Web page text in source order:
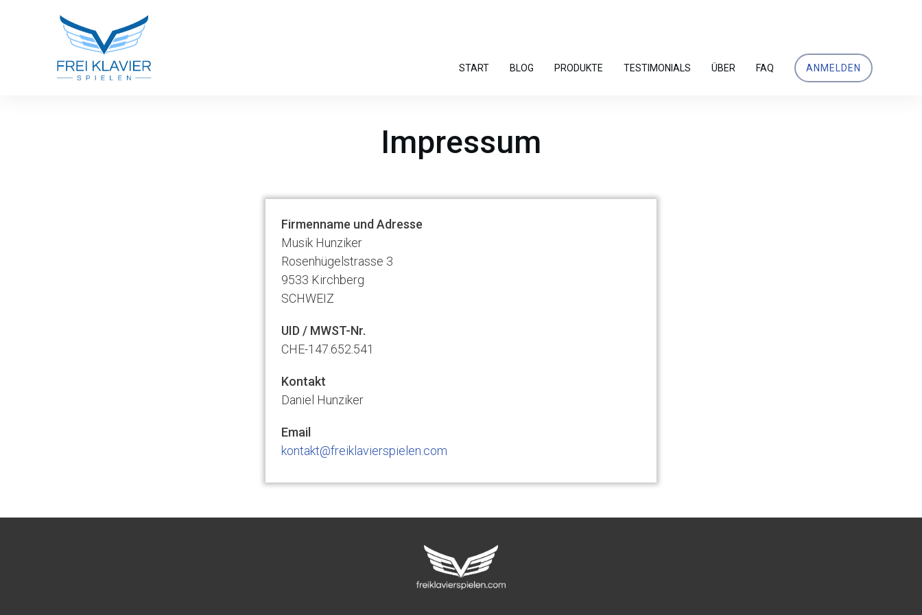
START BLOG PRODUKTE TESTIMONIALS ÜBER FAQ ANMELDEN
Impressum
Firmenname und Adresse
Musik Hunziker
Rosenhügelstrasse 3
9533 Kirchberg
SCHWEIZ
UID / MWST-Nr.
CHE-147.652.541
Kontakt
Daniel Hunziker
Email
kontakt@freiklavierspielen.com